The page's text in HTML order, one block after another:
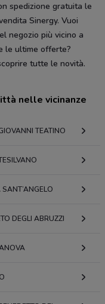
spedizione gratuita le
Sinergy. Vuoi
negozio più vicino a
le ultime offerte?
tutte le novità.
nelle vicinanze
TEATINO
SANT’ANGELO
DEGLI ABRUZZI